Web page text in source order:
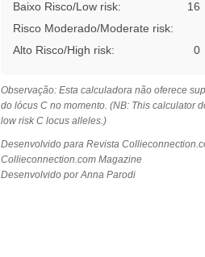
Baixo Risco/Low risk:
16
Risco Moderado/Moderate risk:
Alto Risco/High risk:
0
Observação: Esta calculadora não oferece
do lócus C no momento. (NB: This calculator
low risk C locus alleles.)
Desenvolvido para Revista
Collieconnection.com Magazine
Desenvolvido por Anna Parodi